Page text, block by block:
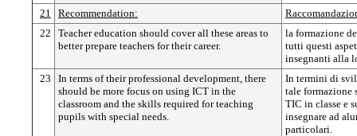
21
Recommendation:
22
Teacher education should cover all these areas to
better prepare teachers for their career.
la formazione
tutti questi
insegnanti alla
23
In terms of their professional development, there
should be more focus on using ICT in the
classroom and the skills required for teaching
pupils with special needs.
In termini di
tale formazione
TIC in classe e
insegnare ad
particolari.